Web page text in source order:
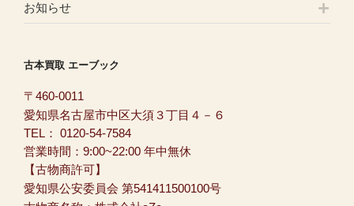
お知らせ
古本買取 エーブック
〒460-0011
愛知県名古屋市中区大須３丁目４－６
TEL： 0120-54-7584
営業時間：9:00~22:00 年中無休
【古物商許可】
愛知県公安委員会 第541411500100号